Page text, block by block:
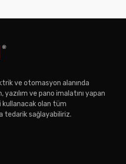
ve otomasyon alanında
ve pano imalatını yapan
kullanacak olan tüm
tedarik sağlayabiliriz.